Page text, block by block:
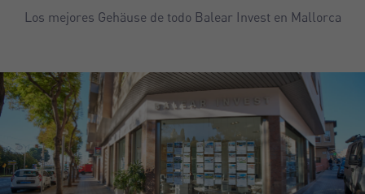
Los mejores Gehäuse de todo Balear Invest en Mallorca